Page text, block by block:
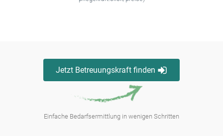
Jetzt Betreuungskraft finden
Einfache Bedarfsermittlung in wenigen Schritten